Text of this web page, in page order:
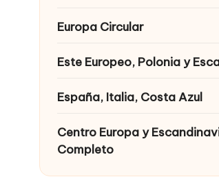
Europa Circular
Este Europeo, Polonia y
España, Italia, Costa Azul
Centro Europa y
Completo